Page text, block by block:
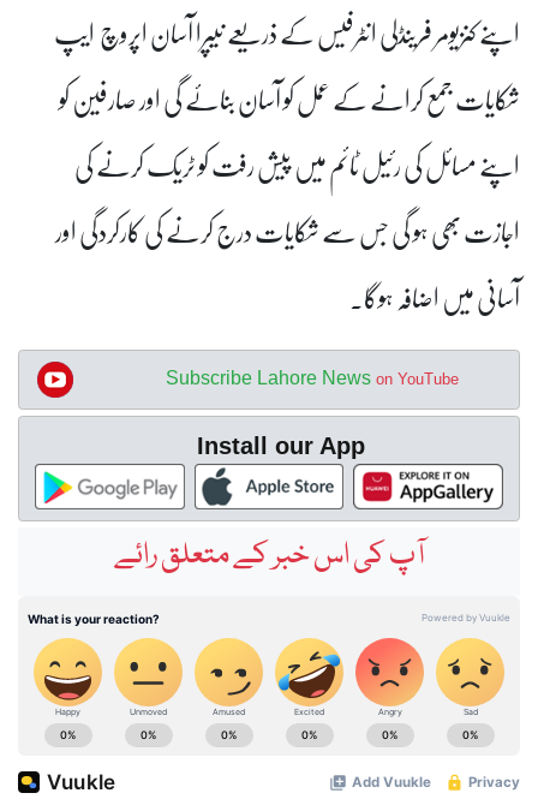
اپنے کنزیومر فرینڈلی انٹرفیس کے ذریعے نیپرا آسان اپروچ ایپ
شکایات جمع کرانے کے عمل کو آسان بنائے گی اور صارفین کو
اپنے مسائل کی رئیل ٹائم میں پیش رفت کو ٹریک کرنے کی
اجازت بھی ہو گی جس سے شکایات درج کرنے کی کارکردگی اور
آسانی میں اضافہ ہوگا۔
Subscribe Lahore News on YouTube
Install our App
آپ کی اس خبر کے متعلق رائے